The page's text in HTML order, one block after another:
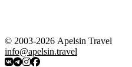
© 2003-2026 Apelsin Travel
info@apelsin.travel